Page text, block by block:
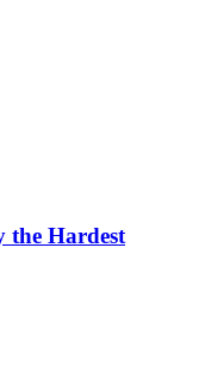
the Hardest